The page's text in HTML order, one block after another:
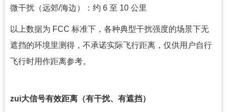
微干扰（远郊/海边）：约 6 至 10 公里
以上数据为 FCC 标准下，各种典型干扰强度的场景下无
遮挡的环境里测得，不承诺实际飞行距离，仅供用户自行
飞行时用作距离参考。
zui大信号有效距离（有干扰、有遮挡）